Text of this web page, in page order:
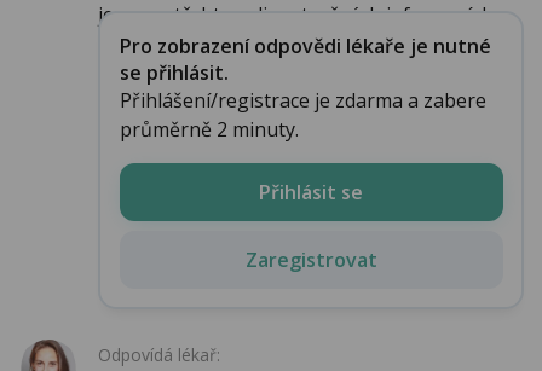
jenom z těchto velice stručných informací, k...
Pro zobrazení odpovědi lékaře je nutné
se přihlásit.
Přihlášení/registrace je zdarma a zabere
průměrně 2 minuty.
Přihlásit se
Zaregistrovat
Odpovídá lékař: